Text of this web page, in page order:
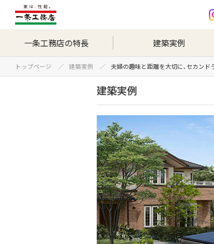
一条工務店の特長 建築実例
トップページ 建築実例 夫婦の趣味と距離を大切に、セカンド
建築実例